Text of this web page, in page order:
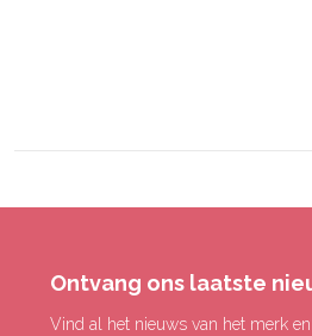
Ontvang ons laatste
Vind al het nieuws van het merk